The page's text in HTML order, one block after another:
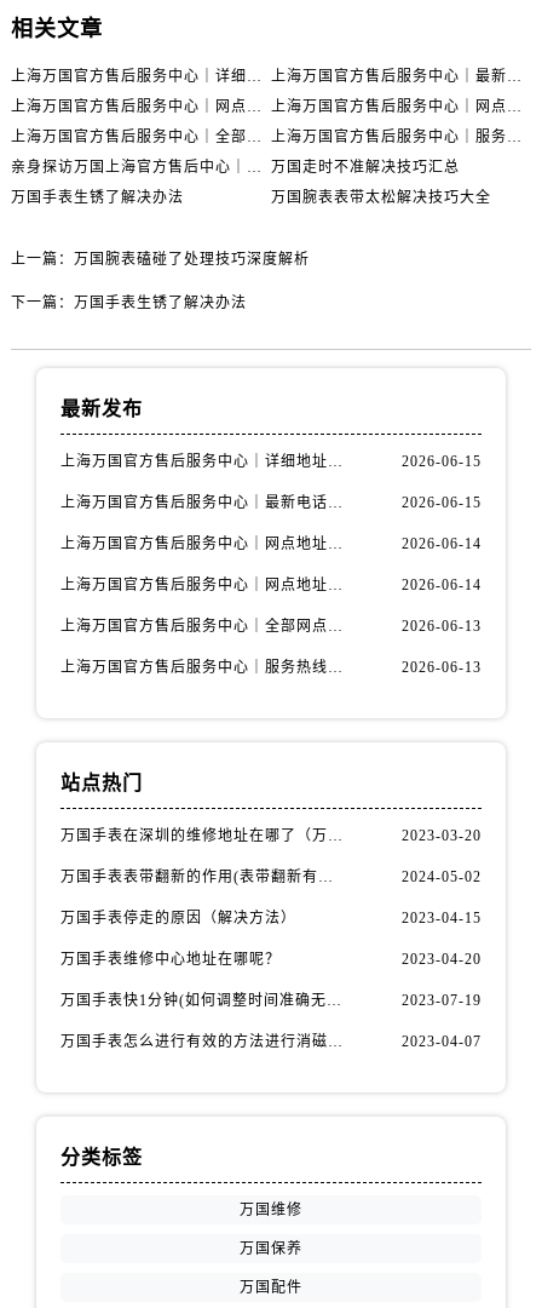
相关文章
上海万国官方售后服务中心｜详细地址与售后电话权威信息公示（2026年6月最新）
上海万国官方售后服务中心｜最新电话及地址权威信息公示（2026年6月最新）
上海万国官方售后服务中心｜网点地址及热线权威信息公示（2026年6月最新）
上海万国官方售后服务中心｜网点地址与服务热线权威信息公示（2026年6月最新）
上海万国官方售后服务中心｜全部网点地址电话权威信息公示（2026年6月最新）
上海万国官方售后服务中心｜服务热线及办公地址权威信息公示（2026年6月最新）
亲身探访万国上海官方售后中心｜地址报修全流程真实经历（2026年6月最新）
万国走时不准解决技巧汇总
万国手表生锈了解决办法
万国腕表表带太松解决技巧大全
上一篇： 万国腕表磕碰了处理技巧深度解析
下一篇： 万国手表生锈了解决办法
最新发布
上海万国官方售后服务中心｜详细地址与售后电话权威信息公示（2026年6月最新） 2026-06-15
上海万国官方售后服务中心｜最新电话及地址权威信息公示（2026年6月最新） 2026-06-15
上海万国官方售后服务中心｜网点地址及热线权威信息公示（2026年6月最新） 2026-06-14
上海万国官方售后服务中心｜网点地址与服务热线权威信息公示（2026年6月最新） 2026-06-14
上海万国官方售后服务中心｜全部网点地址电话权威信息公示（2026年6月最新） 2026-06-13
上海万国官方售后服务中心｜服务热线及办公地址权威信息公示（2026年6月最新） 2026-06-13
站点热门
万国手表在深圳的维修地址在哪了（万国手表如何更换表带） 2023-03-20
万国手表表带翻新的作用(表带翻新有什么用) 2024-05-02
万国手表停走的原因（解决方法） 2023-04-15
万国手表维修中心地址在哪呢？ 2023-04-20
万国手表快1分钟(如何调整时间准确无误) 2023-07-19
万国手表怎么进行有效的方法进行消磁呢(机械手表消磁) 2023-04-07
分类标签
万国维修
万国保养
万国配件